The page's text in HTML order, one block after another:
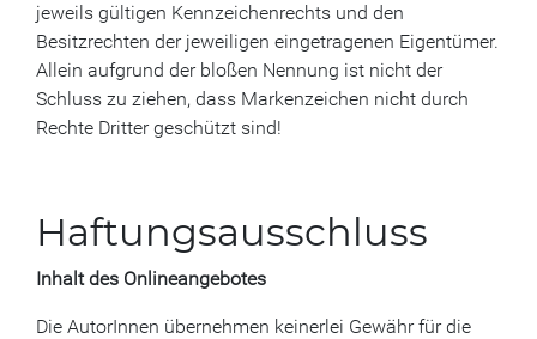
jeweils gültigen Kennzeichenrechts und den
Besitzrechten der jeweiligen eingetragenen Eigentümer.
Allein aufgrund der bloßen Nennung ist nicht der
Schluss zu ziehen, dass Markenzeichen nicht durch
Rechte Dritter geschützt sind!
Haftungsausschluss
Inhalt des Onlineangebotes
Die AutorInnen übernehmen keinerlei Gewähr für die